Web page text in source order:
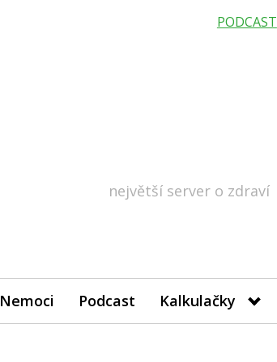
největší server o zdraví
Nemoci Podcast Kalkulačky
PODCAST